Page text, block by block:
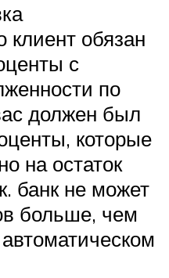
клиент обязан
с
по
должен был
которые
на остаток
банк не может
больше, чем